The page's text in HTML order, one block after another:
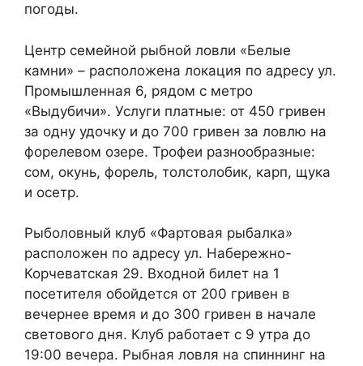
погоды.
Центр семейной рыбной ловли «Белые
камни» – расположена локация по адресу ул.
Промышленная 6, рядом с метро
«Выдубичи». Услуги платные: от 450 гривен
за одну удочку и до 700 гривен за ловлю на
форелевом озере. Трофеи разнообразные:
сом, окунь, форель, толстолобик, карп, щука
и осетр.
Рыболовный клуб «Фартовая рыбалка»
расположен по адресу ул. Набережно-
Корчеватская 29. Входной билет на 1
посетителя обойдется от 200 гривен в
вечернее время и до 300 гривен в начале
светового дня. Клуб работает с 9 утра до
19:00 вечера. Рыбная ловля на спиннинг на